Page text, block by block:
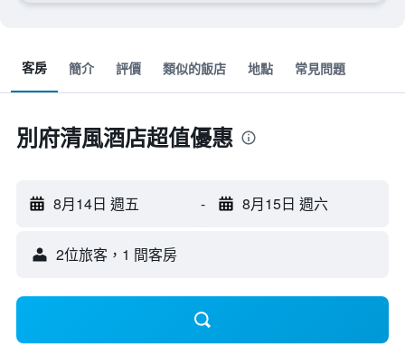
客房 簡介 評價 類似的飯店 地點 常見問題
別府清風酒店超值優惠
8月14日 週五 - 8月15日 週六
2位旅客，1 間客房